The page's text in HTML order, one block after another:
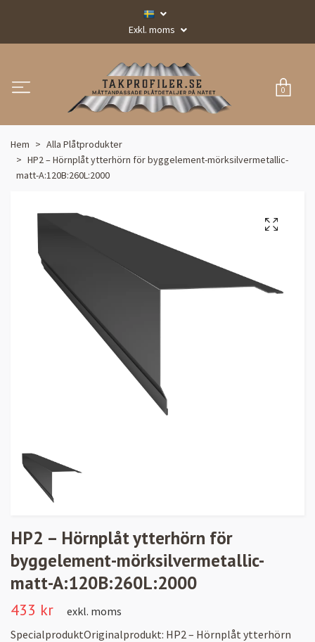
Exkl. moms
0
Hem
Alla Plåtprodukter
HP2 – Hörnplåt ytterhörn för byggelement-mörksilvermetallic-
matt-A:120B:260L:2000
HP2 – Hörnplåt ytterhörn för
byggelement-mörksilvermetallic-
matt-A:120B:260L:2000
433 kr
exkl. moms
SpecialproduktOriginalprodukt: HP2 – Hörnplåt ytterhörn